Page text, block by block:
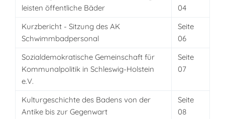
leisten öffentliche Bäder
04
Kurzbericht - Sitzung des AK
Schwimmbadpersonal
Seite
06
Sozialdemokratische Gemeinschaft für
Kommunalpolitik in Schleswig-Holstein
e.V.
Seite
07
Kulturgeschichte des Badens von der
Antike bis zur Gegenwart
Seite
08